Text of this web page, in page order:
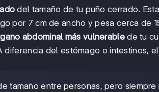
del tamaño de tu puño cerrado.
por 7 cm de ancho y pesa cerca de
abdominal más vulnerablede tu
del estómago o intestinos,
tamaño entre personas, pero